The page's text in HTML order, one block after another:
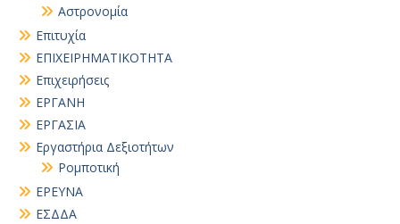
Αστρονομία
Επιτυχία
ΕΠΙΧΕΙΡΗΜΑΤΙΚΟΤΗΤΑ
Επιχειρήσεις
ΕΡΓΑΝΗ
ΕΡΓΑΣΙΑ
Εργαστήρια Δεξιοτήτων
Ρομποτική
ΕΡΕΥΝΑ
ΕΣΔΔΑ